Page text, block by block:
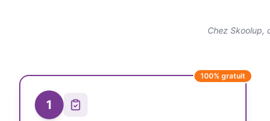
Chez Skoolup,
100% gratuit
1